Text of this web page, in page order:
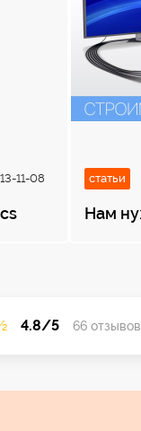
11-08 статьи
Нам
4.8/5 66 отзывов